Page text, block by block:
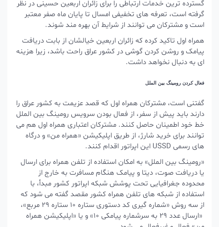
گسترده ترین خدمات ارتباطی را برای زائران اربعین حسینی در نظر
گرفته است، تعرفه های تخفیفی امسال تا پایان ماه صفر معتبر
است و مشترکان می توانند از شرایط آن بهره مند شوند.
همراه اول تاکید کرده که زائران اربعین خیالشان از بابت دریافت
پیامک و روشن کردن گوشی در کشور عراق راحت باشد، زیرا هزینه
ای به دنبال نخواهد داشت.
فعال کردن رومینگ بین الملل
گفتنی است، مشترکان همراه اول که قصد عزیمت به کشور عراق را
دارند باید پیش از سفر، از فعال بودن سرویس رومینگ بین الملل
خط خود اطمینان حاصل کنند. مشترکان اعتباری همراه اول هم می
توانند برای خرید شارژ، از طریق اپلیکیشن «همراه من» و درگاه
های رسمی USSD این اپراتور اقدام کنند.
«رومینگ بین الملل» به امکان استفاده از تلفن همراه برای ارسال
یا دریافت صوت، دیتا و پیامک هنگام مسافرت به خارج از
محدوده جغرافیایی تحت پوشش شبکه اپراتور کشور مبدأ، با
استفاده از شبکه های تلفن همراه کشور مقصد گفته می شود که
از سه روش «شماره گیری کد دستوری ستاره ۱۰ ستاره ۲۹ مربع»،
«ارسال عدد ۲۹ به سرشماره پیامکی ۱۰» و یا «اپلیکیشن همراه